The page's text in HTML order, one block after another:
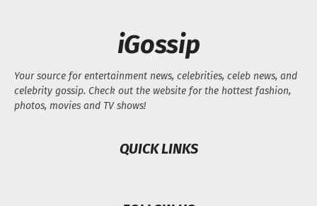
iGossip
Your source for entertainment news, celebrities, celeb news, and
celebrity gossip. Check out the website for the hottest fashion,
photos, movies and TV shows!
QUICK LINKS